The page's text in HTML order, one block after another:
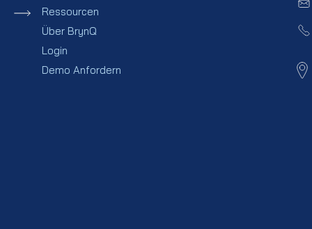
Ressourcen
Über BrynQ
Login
Demo Anfordern